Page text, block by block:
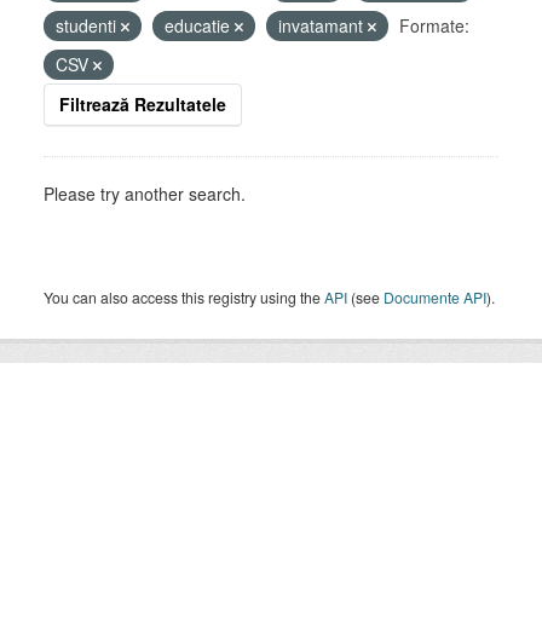
studenti
educatie invatamant
Formate:
CSV
Filtrează Rezultatele
Please try another search.
You can also access this registry using theAPI (see Documente API).